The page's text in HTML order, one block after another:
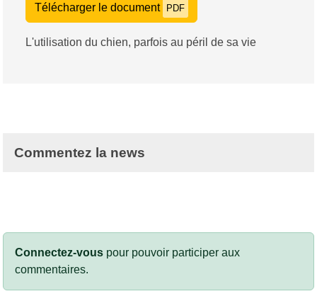
Télécharger le document PDF
L'utilisation du chien, parfois au péril de sa vie
Commentez la news
Connectez-vous pour pouvoir participer aux
commentaires.